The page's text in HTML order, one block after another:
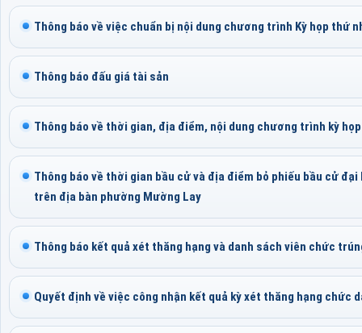
Thông báo về việc chuẩn bị nội dung chương trình Kỳ họp thứ
Thông báo đấu giá tài sản
Thông báo về thời gian, địa điểm, nội dung chương trình kỳ
Thông báo về thời gian bầu cử và địa điểm bỏ phiếu bầu cử
trên địa bàn phường Mường Lay
Thông báo kết quả xét thăng hạng và danh sách viên chức
Quyết định về việc công nhận kết quả kỳ xét thăng hạng chức